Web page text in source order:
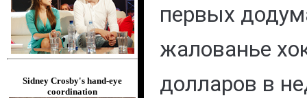
Sidney Crosby's hand-eye
coordination
первых
жалованье
долларов в